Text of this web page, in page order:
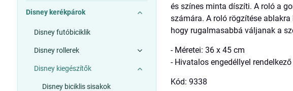
és színes minta díszíti. A roló a
számára. A roló rögzítése
hogy rugalmasabbá váljanak a
- Méretei: 36 x 45 cm
- Hivatalos engedéllyel
Kód: 9338
Disney kerékpárok
Disney futóbiciklik
Disney rollerek
Disney kiegészítők
Disney biciklis sisakok